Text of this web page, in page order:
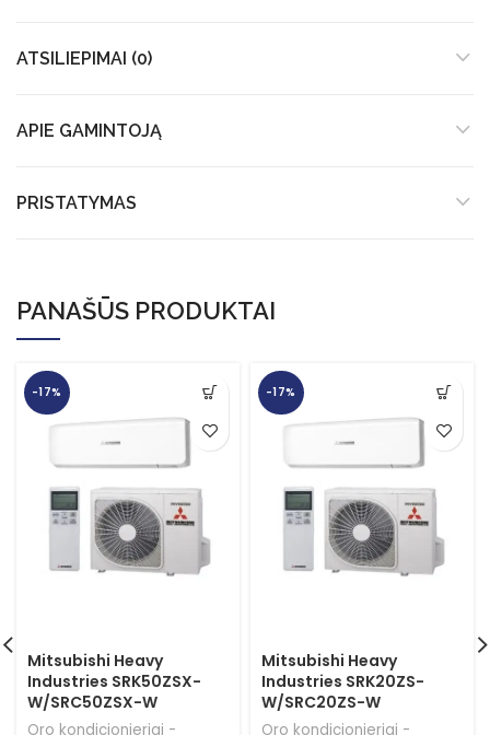
ATSILIEPIMAI (0)
APIE GAMINTOJĄ
PRISTATYMAS
PANAŠŪS PRODUKTAI
-17%
Mitsubishi Heavy
Industries SRK50ZSX-
W/SRC50ZSX-W
Oro kondicionieriai -
-17%
Mitsubishi Heavy
Industries SRK20ZS-
W/SRC20ZS-W
Oro kondicionieriai -